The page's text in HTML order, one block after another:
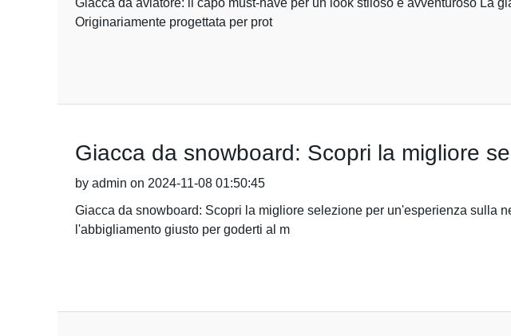
Giacca da aviatore: il capo must-have per un look stiloso e avventuroso La
Originariamente progettata per prot
Giacca da snowboard: Scopri la migliore
by admin on 2024-11-08 01:50:45
Giacca da snowboard: Scopri la migliore selezione per un'esperienza sulla
l'abbigliamento giusto per goderti al m